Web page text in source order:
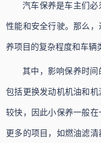
汽车保养是车主们
性能和安全行驶。那么
养项目的复杂程度和车辆
其中，影响保养时
包括更换发动机机油和
较快，因此小保养一般
更多的项目，如燃油滤清